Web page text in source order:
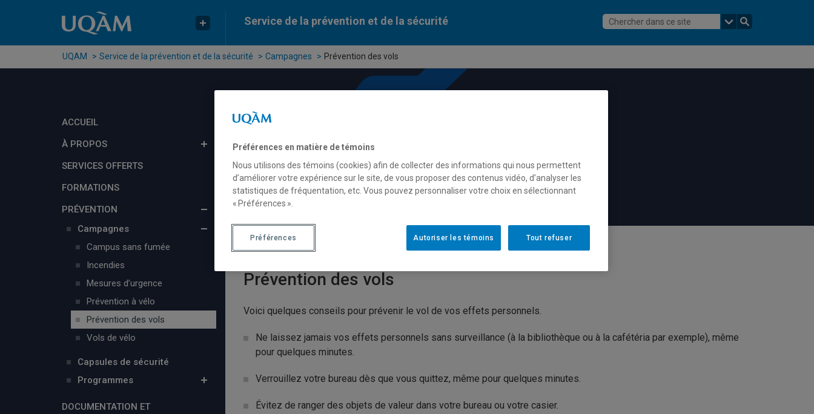
Service de la prévention et de la sécurité
UQAM Service de la prévention et de la sécurité Campagnes Prévention des vols
ACCUEIL
À PROPOS
SERVICES OFFERTS
FORMATIONS
PRÉVENTION
Campagnes
Campus sans fumée
Incendies
Mesures d’urgence
Prévention à vélo
Prévention des vols
Vols de vélo
Capsules de sécurité
Programmes
DOCUMENTATION ET
Prévention des vols
Voici quelques conseils pour prévenir le vol de vos effets personnels.
Ne laissez jamais vos effets personnels sans surveillance (à la bibliothèque ou à la cafétéria par exemple), même
pour quelques minutes.
Verrouillez votre bureau dès que vous quittez, même pour quelques minutes.
Évitez de ranger des objets de valeur dans votre bureau ou votre casier.
Préférences en matière de témoins
Nous utilisons des témoins (cookies) afin de collecter des informations qui nous permettent
d’améliorer votre expérience sur le site, de vous proposer des contenus vidéo, d’analyser les
statistiques de fréquentation, etc. Vous pouvez personnaliser votre choix en sélectionnant
« Préférences ».
Tout refuser
Autoriser les témoins
Préférences